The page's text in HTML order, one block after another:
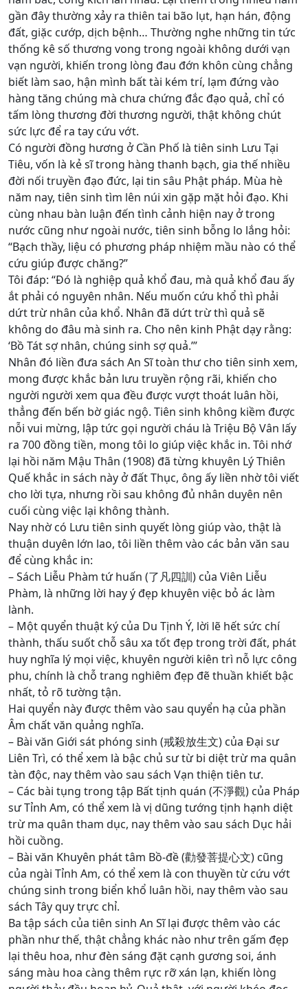
gần đây thường xảy ra thiên tai bão lụt, hạn hán, động
đất, giặc cướp, dịch bệnh… Thường nghe những tin tức
thống kê số thương vong trong ngoài không dưới vạn
vạn người, khiến trong lòng đau đớn khôn cùng chẳng
biết làm sao, hận mình bất tài kém trí, lạm đứng vào
hàng tăng chúng mà chưa chứng đắc đạo quả, chỉ có
tấm lòng thương đời thương người, thật không chút
sức lực để ra tay cứu vớt.
Có người đồng hương ở Cần Phố là tiên sinh Lưu Tại
Tiêu, vốn là kẻ sĩ trong hàng thanh bạch, gia thế nhiều
đời nối truyền đạo đức, lại tin sâu Phật pháp. Mùa hè
năm nay, tiên sinh tìm lên núi xin gặp mặt hỏi đạo. Khi
cùng nhau bàn luận đến tình cảnh hiện nay ở trong
nước cũng như ngoài nước, tiên sinh bỗng lo lắng hỏi:
“Bạch thầy, liệu có phương pháp nhiệm mầu nào có thể
cứu giúp được chăng?”
Tôi đáp: “Đó là nghiệp quả khổ đau, mà quả khổ đau ấy
ắt phải có nguyên nhân. Nếu muốn cứu khổ thì phải
dứt trừ nhân của khổ. Nhân đã dứt trừ thì quả sẽ
không do đâu mà sinh ra. Cho nên kinh Phật dạy rằng:
‘Bồ Tát sợ nhân, chúng sinh sợ quả.’”
Nhân đó liền đưa sách An Sĩ toàn thư cho tiên sinh xem,
mong được khắc bản lưu truyền rộng rãi, khiến cho
người người xem qua đều được vượt thoát luân hồi,
thẳng đến bến bờ giác ngộ. Tiên sinh không kiềm được
nỗi vui mừng, lập tức gọi người cháu là Triệu Bộ Vân lấy
ra 700 đồng tiền, mong tôi lo giúp việc khắc in. Tôi nhớ
lại hồi năm Mậu Thân (1908) đã từng khuyên Lý Thiên
Quế khắc in sách này ở đất Thục, ông ấy liền nhờ tôi viết
cho lời tựa, nhưng rồi sau không đủ nhân duyên nên
cuối cùng việc lại không thành.
Nay nhờ có Lưu tiên sinh quyết lòng giúp vào, thật là
thuận duyên lớn lao, tôi liền thêm vào các bản văn sau
để cùng khắc in:
– Sách Liễu Phàm tứ huấn (了凡四訓) của Viên Liễu
Phàm, là những lời hay ý đẹp khuyên việc bỏ ác làm
lành.
– Một quyển thuật ký của Du Tịnh Ý, lời lẽ hết sức chí
thành, thấu suốt chỗ sâu xa tốt đẹp trong trời đất, phát
huy nghĩa lý mọi việc, khuyên người kiên trì nỗ lực công
phu, chính là chỗ trang nghiêm đẹp đẽ thuần khiết bậc
nhất, tỏ rõ tường tận.
Hai quyển này được thêm vào sau quyển hạ của phần
Âm chất văn quảng nghĩa.
– Bài văn Giới sát phóng sinh (戒殺放生文) của Đại sư
Liên Trì, có thể xem là bậc chủ sư từ bi diệt trừ ma quân
tàn độc, nay thêm vào sau sách Vạn thiện tiên tư.
– Các bài tụng trong tập Bất tịnh quán (不淨觀) của Pháp
sư Tỉnh Am, có thể xem là vị dũng tướng tịnh hạnh diệt
trừ ma quân tham dục, nay thêm vào sau sách Dục hải
hồi cuồng.
– Bài văn Khuyên phát tâm Bồ-đề (勸發菩提心文) cũng
của ngài Tỉnh Am, có thể xem là con thuyền từ cứu vớt
chúng sinh trong biển khổ luân hồi, nay thêm vào sau
sách Tây quy trực chỉ.
Ba tập sách của tiên sinh An Sĩ lại được thêm vào các
phần như thế, thật chẳng khác nào như trên gấm đẹp
lại thêu hoa, như đèn sáng đặt cạnh gương soi, ánh
sáng màu hoa càng thêm rực rỡ xán lạn, khiến lòng